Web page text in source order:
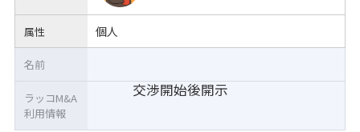
属性 個人
交渉開始後開示
名前
ラッコM&A
利用情報